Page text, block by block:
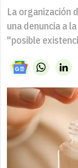
La organización
una denuncia a
"posible